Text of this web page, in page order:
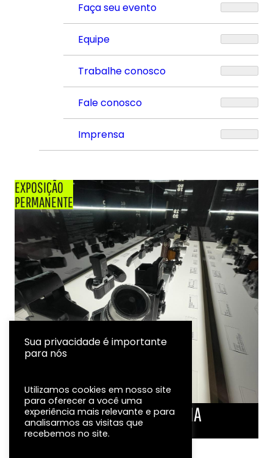
Faça seu evento
Equipe
Trabalhe conosco
Fale conosco
Imprensa
EXPOSIÇÃO
PERMANENTE
LINHA DO TEMPO DA FOTOGRAFIA
EXPOSIÇÃO
Sua privacidade é importante
para nós
Utilizamos cookies em nosso site
para oferecer a você uma
experiência mais relevante e para
analisarmos as visitas que
recebemos no site.